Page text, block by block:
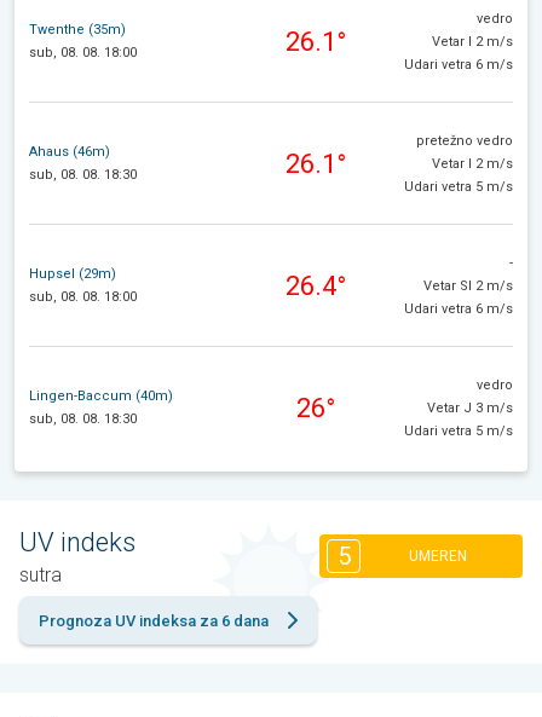
Twenthe (35m)
sub, 08. 08. 18:00
26.1°
vedro
Vetar I 2 m/s
Udari vetra 6 m/s
Ahaus (46m)
sub, 08. 08. 18:30
26.1°
pretežno vedro
Vetar I 2 m/s
Udari vetra 5 m/s
Hupsel (29m)
sub, 08. 08. 18:00
26.4°
-
Vetar SI 2 m/s
Udari vetra 6 m/s
Lingen-Baccum (40m)
sub, 08. 08. 18:30
26°
vedro
Vetar J 3 m/s
Udari vetra 5 m/s
UV indeks
sutra
5 UMEREN
Prognoza UV indeksa za 6 dana